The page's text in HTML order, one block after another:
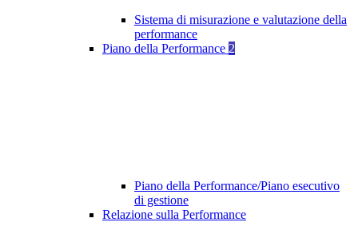
Sistema di misurazione e valutazione della
performance
Piano della Performance 2
Piano della Performance/Piano esecutivo
di gestione
Relazione sulla Performance